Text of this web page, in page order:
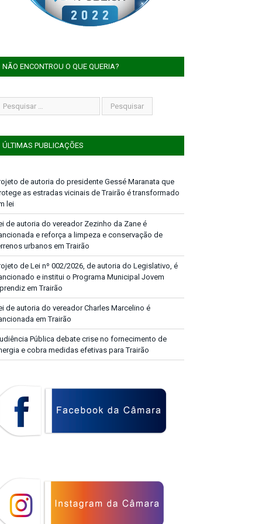
NÃO ENCONTROU O QUE QUERIA?
ÚLTIMAS PUBLICAÇÕES
de autoria do presidente Gessé Maranata que
as estradas vicinais de Trairão é transformado
lei
de autoria do vereador Zezinho da Zane é
e reforça a limpeza e conservação de
urbanos em Trairão
de Lei nº 002/2026, de autoria do Legislativo, é
e institui o Programa Municipal Jovem
em Trairão
de autoria do vereador Charles Marcelino é
em Trairão
Pública debate crise no fornecimento de
e cobra medidas efetivas para Trairão